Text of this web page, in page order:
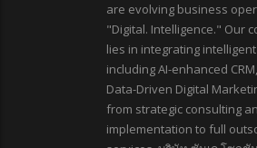
are evolving business
"Digital. Intelligence." Our
lies in integrating
including AI-enhanced
Data-Driven Digital
from strategic consulting
implementation to full